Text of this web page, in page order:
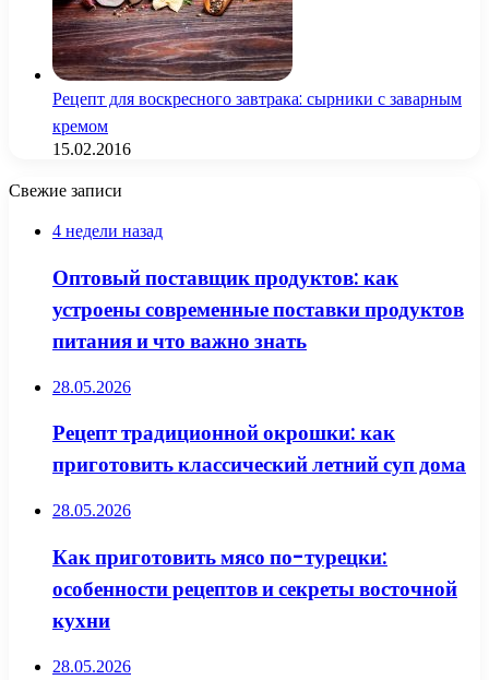
Рецепт для воскресного завтрака: сырники с заварным
кремом
15.02.2016
Свежие записи
4 недели назад
Оптовый поставщик продуктов: как
устроены современные поставки продуктов
питания и что важно знать
28.05.2026
Рецепт традиционной окрошки: как
приготовить классический летний суп дома
28.05.2026
Как приготовить мясо по-турецки:
особенности рецептов и секреты восточной
кухни
28.05.2026